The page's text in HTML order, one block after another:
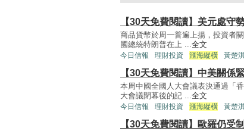
【30天免費閱讀】美元處守
商品貨幣於周一普遍上揚，投資者
國總統特朗普在上 ...全文
今日信報 理財投資 滙海縱橫 黃楚
【30天免費閱讀】中美關係
本周中國全國人大會議表決通過「
大會議閉幕後的記 ...全文
今日信報 理財投資 滙海縱橫 黃楚
【30天免費閱讀】歐羅仍受